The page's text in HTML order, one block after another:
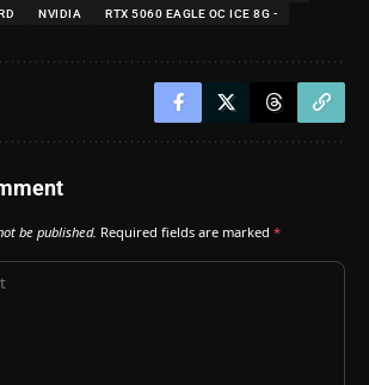
NVIDIA RTX 5060 EAGLE OC ICE 8G -
be published. Required fields are marked *